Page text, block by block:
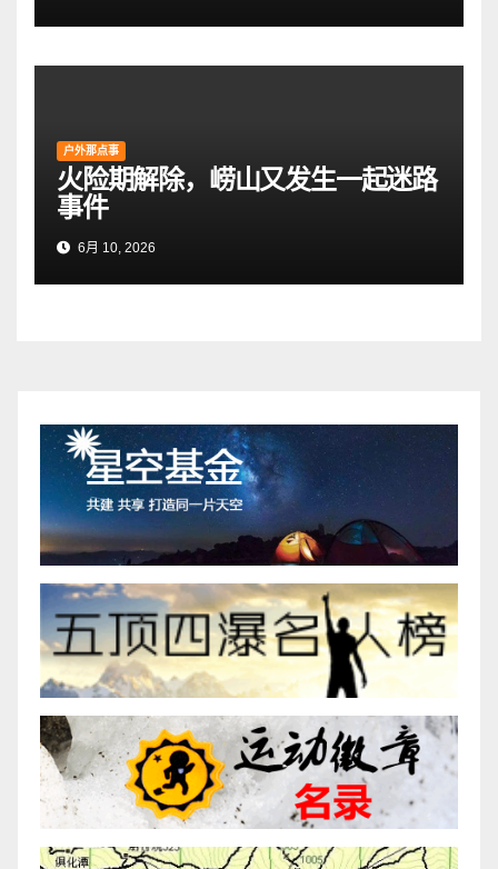
户外那点事
火险期解除，崂山又发生一起迷路
事件
6月 10, 2026